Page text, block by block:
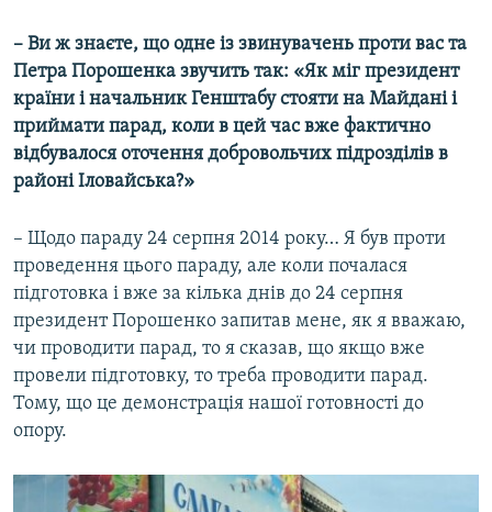
– Ви ж знаєте, що одне із звинувачень проти вас та
Петра Порошенка звучить так: «Як міг президент
країни і начальник Генштабу стояти на Майдані і
приймати парад, коли в цей час вже фактично
відбувалося оточення добровольчих підрозділів в
районі Іловайська?»
– Щодо параду 24 серпня 2014 року… Я був проти
проведення цього параду, але коли почалася
підготовка і вже за кілька днів до 24 серпня
президент Порошенко запитав мене, як я вважаю,
чи проводити парад, то я сказав, що якщо вже
провели підготовку, то треба проводити парад.
Тому, що це демонстрація нашої готовності до
опору.